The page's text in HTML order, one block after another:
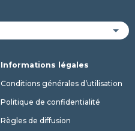
Informations légales
Conditions générales d’utilisation
Politique de confidentialité
Règles de diffusion